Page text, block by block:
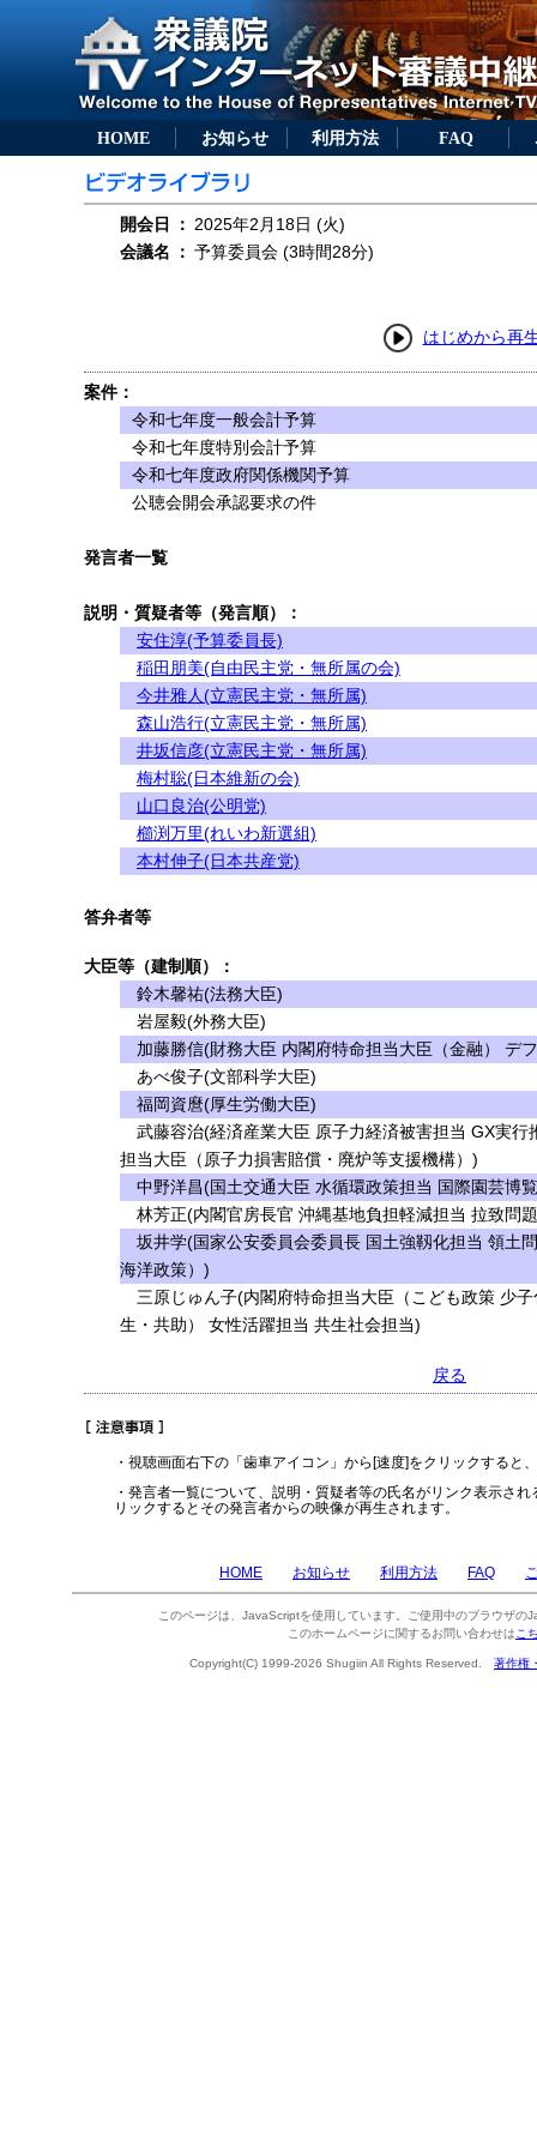
HOME お知らせ 利用方法 FAQ
開会日 ： 2025年2月18日 (火)
会議名
： 予算委員会 (3時間28分)
はじめから再
案件：
令和七年度一般会計予算
令和七年度特別会計予算
令和七年度政府関係機関予算
公聴会開会承認要求の件
発言者一覧
説明・質疑者等（発言順）：
安住淳(予算委員長)
稲田朋美(自由民主党・無所属の会)
今井雅人(立憲民主党・無所属)
森山浩行(立憲民主党・無所属)
井坂信彦(立憲民主党・無所属)
梅村聡(日本維新の会)
山口良治(公明党)
櫛渕万里(れいわ新選組)
本村伸子(日本共産党)
答弁者等
大臣等（建制順）：
鈴木馨祐(法務大臣)
岩屋毅(外務大臣)
加藤勝信(財務大臣 内閣府特命担当大臣（金融） デ
あべ俊子(文部科学大臣)
福岡資麿(厚生労働大臣)
武藤容治(経済産業大臣 原子力経済被害担当 GX実行
担当大臣（原子力損害賠償・廃炉等支援機構）)
中野洋昌(国土交通大臣 水循環政策担当 国際園芸博
林芳正(内閣官房長官 沖縄基地負担軽減担当 拉致問
坂井学(国家公安委員会委員長 国土強靱化担当 領土
海洋政策）)
三原じゅん子(内閣府特命担当大臣（こども政策 少
生・共助） 女性活躍担当 共生社会担当)
戻る
・視聴画面右下の「歯車アイコン」から[速度]をクリックすると
・発言者一覧について、説明・質疑者等の氏名がリンク表示さ
リックするとその発言者からの映像が再生されます。
HOME お知らせ 利用方法 FAQ
このページは、JavaScriptを使用しています。ご使用中のブラウザの
このホームページに関するお問い合わせは こ
Copyright(C) 1999-2026 Shugiin All Rights Reserved. 著作権